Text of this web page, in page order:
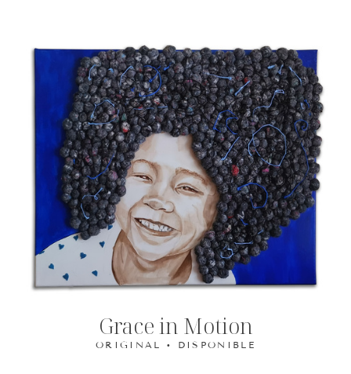
Grace in Motion
ORIGINAL • DISPONIBLE